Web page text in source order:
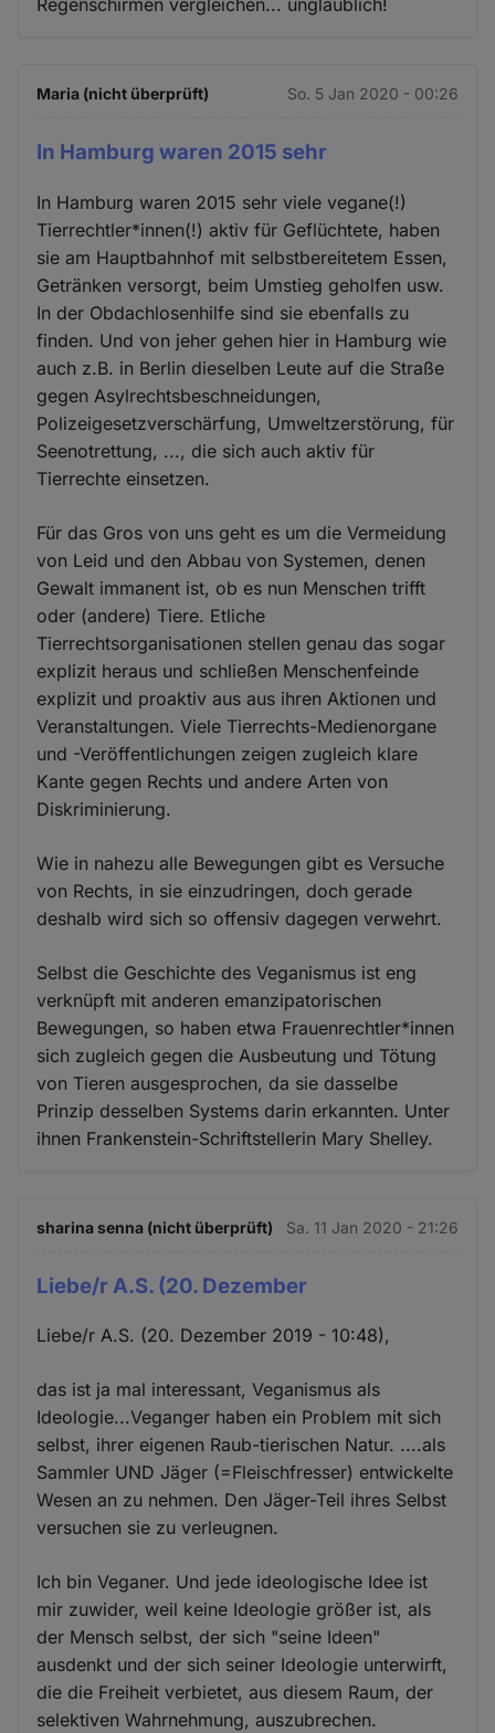
Maria (nicht überprüft) So. 5 Jan 2020 - 00:26
In Hamburg waren 2015 sehr
In Hamburg waren 2015 sehr viele vegane(!)
Tierrechtler*innen(!) aktiv für Geflüchtete, haben
sie am Hauptbahnhof mit selbstbereitetem Essen,
Getränken versorgt, beim Umstieg geholfen usw.
In der Obdachlosenhilfe sind sie ebenfalls zu
finden. Und von jeher gehen hier in Hamburg wie
auch z.B. in Berlin dieselben Leute auf die Straße
gegen Asylrechtsbeschneidungen,
Polizeigesetzverschärfung, Umweltzerstörung, für
Seenotrettung, ..., die sich auch aktiv für
Tierrechte einsetzen.
Für das Gros von uns geht es um die Vermeidung
von Leid und den Abbau von Systemen, denen
Gewalt immanent ist, ob es nun Menschen trifft
oder (andere) Tiere. Etliche
Tierrechtsorganisationen stellen genau das sogar
explizit heraus und schließen Menschenfeinde
explizit und proaktiv aus aus ihren Aktionen und
Veranstaltungen. Viele Tierrechts-Medienorgane
und -Veröffentlichungen zeigen zugleich klare
Kante gegen Rechts und andere Arten von
Diskriminierung.
Wie in nahezu alle Bewegungen gibt es Versuche
von Rechts, in sie einzudringen, doch gerade
deshalb wird sich so offensiv dagegen verwehrt.
Selbst die Geschichte des Veganismus ist eng
verknüpft mit anderen emanzipatorischen
Bewegungen, so haben etwa Frauenrechtler*innen
sich zugleich gegen die Ausbeutung und Tötung
von Tieren ausgesprochen, da sie dasselbe
Prinzip desselben Systems darin erkannten. Unter
ihnen Frankenstein-Schriftstellerin Mary Shelley.
sharina senna (nicht überprüft) Sa. 11 Jan 2020 - 21:26
Liebe/r A.S. (20. Dezember
Liebe/r A.S. (20. Dezember 2019 - 10:48),
das ist ja mal interessant, Veganismus als
Ideologie...Veganger haben ein Problem mit sich
selbst, ihrer eigenen Raub-tierischen Natur. ....als
Sammler UND Jäger (=Fleischfresser) entwickelte
Wesen an zu nehmen. Den Jäger-Teil ihres Selbst
versuchen sie zu verleugnen.
Ich bin Veganer. Und jede ideologische Idee ist
mir zuwider, weil keine Ideologie größer ist, als
der Mensch selbst, der sich "seine Ideen"
ausdenkt und der sich seiner Ideologie unterwirft,
die die Freiheit verbietet, aus diesem Raum, der
selektiven Wahrnehmung, auszubrechen.